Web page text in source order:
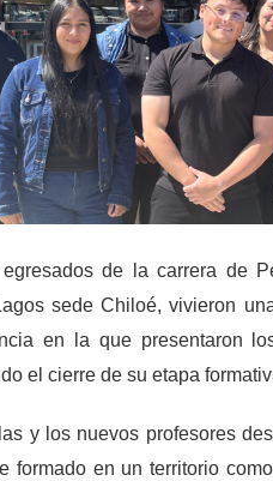
de la carrera de
sede Chiloé, vivieron
en la que presentaron
el cierre de su etapa
y los nuevos profesores
formado en un territorio